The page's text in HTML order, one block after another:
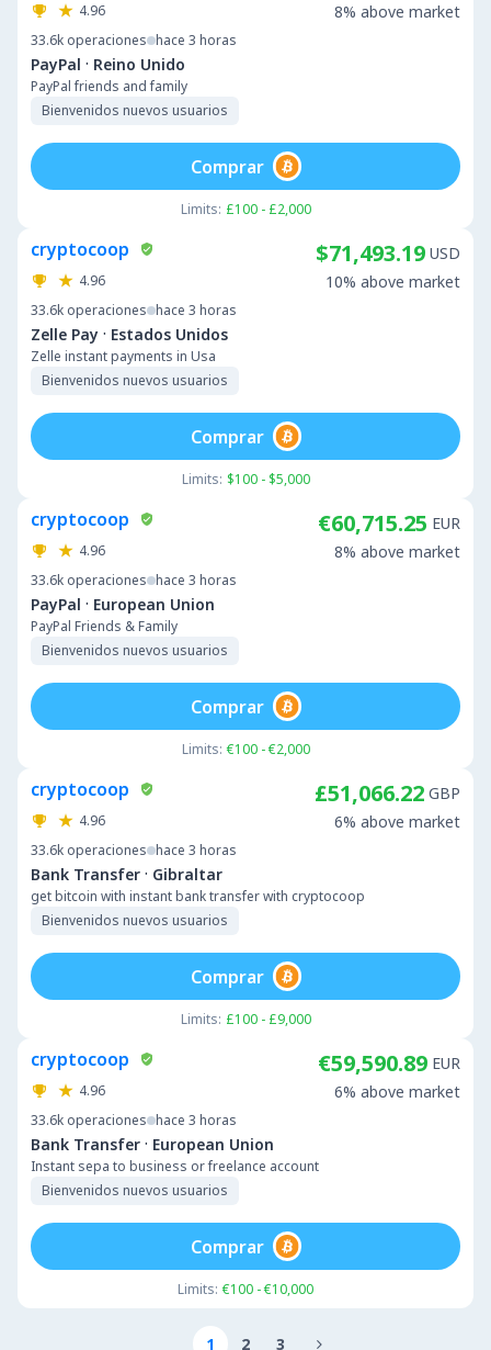
4.96
33.6k operaciones hace 3 horas
PayPal · Reino Unido
PayPal friends and family
Bienvenidos nuevos usuarios
8% above market
Limits: £100 - £2,000
Comprar
cryptocoop
4.96
33.6k operaciones hace 3 horas
Zelle Pay · Estados Unidos
Zelle instant payments in Usa
Bienvenidos nuevos usuarios
$71,493.19 USD
10% above market
Limits: $100 - $5,000
Comprar
cryptocoop
4.96
33.6k operaciones hace 3 horas
PayPal · European Union
PayPal Friends & Family
Bienvenidos nuevos usuarios
€60,715.25 EUR
8% above market
Limits: €100 - €2,000
Comprar
cryptocoop
4.96
33.6k operaciones hace 3 horas
Bank Transfer · Gibraltar
get bitcoin with instant bank transfer with cryptocoop
Bienvenidos nuevos usuarios
£51,066.22 GBP
6% above market
Limits: £100 - £9,000
Comprar
cryptocoop
4.96
33.6k operaciones hace 3 horas
Bank Transfer · European Union
Instant sepa to business or freelance account
Bienvenidos nuevos usuarios
€59,590.89 EUR
6% above market
Limits: €100 - €10,000
Comprar
1 2 3 